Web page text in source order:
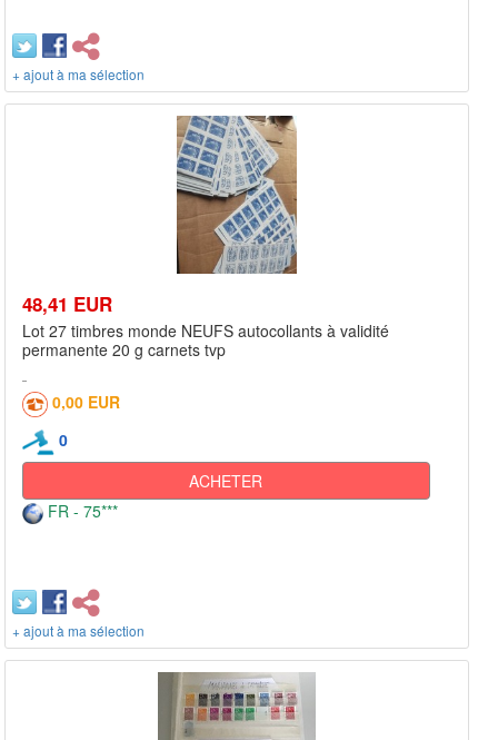
+ ajout à ma sélection
48,41 EUR
Lot 27 timbres monde NEUFS autocollants à validité
permanente 20 g carnets tvp
0,00 EUR
0
ACHETER
FR - 75***
+ ajout à ma sélection